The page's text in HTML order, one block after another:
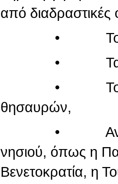
από
• Τους ναούς
• Τα
• Τους
θησαυρών,
•
νησιού, όπως η
Βενετοκρατία, η